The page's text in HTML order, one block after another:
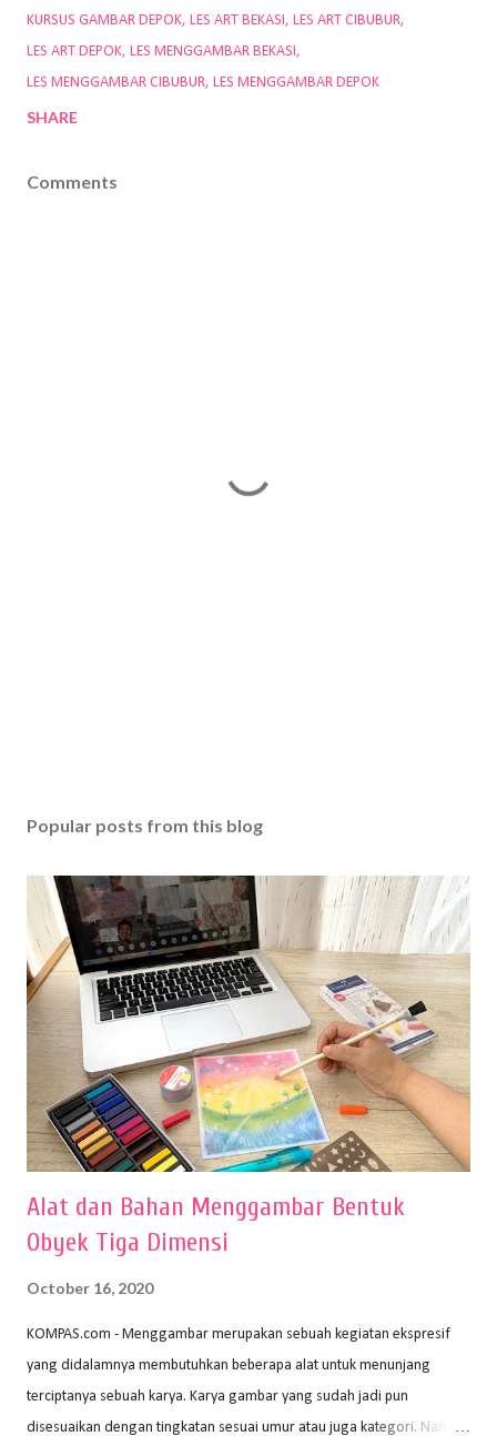
KURSUS GAMBAR DEPOK LES ART BEKASI
LES ART CIBUBUR
LES ART DEPOK LES MENGGAMBAR BEKASI
LES MENGGAMBAR CIBUBUR LES MENGGAMBAR DEPOK
SHARE
Comments
Popular posts from this blog
Alat dan Bahan Menggambar Bentuk
Obyek Tiga Dimensi
October 16, 2020
KOMPAS.com - Menggambar merupakan sebuah kegiatan ekspresif
yang didalamnya membutuhkan beberapa alat untuk menunjang
terciptanya sebuah karya. Karya gambar yang sudah jadi pun
disesuaikan dengan tingkatan sesuai umur atau juga kategori. Namun,